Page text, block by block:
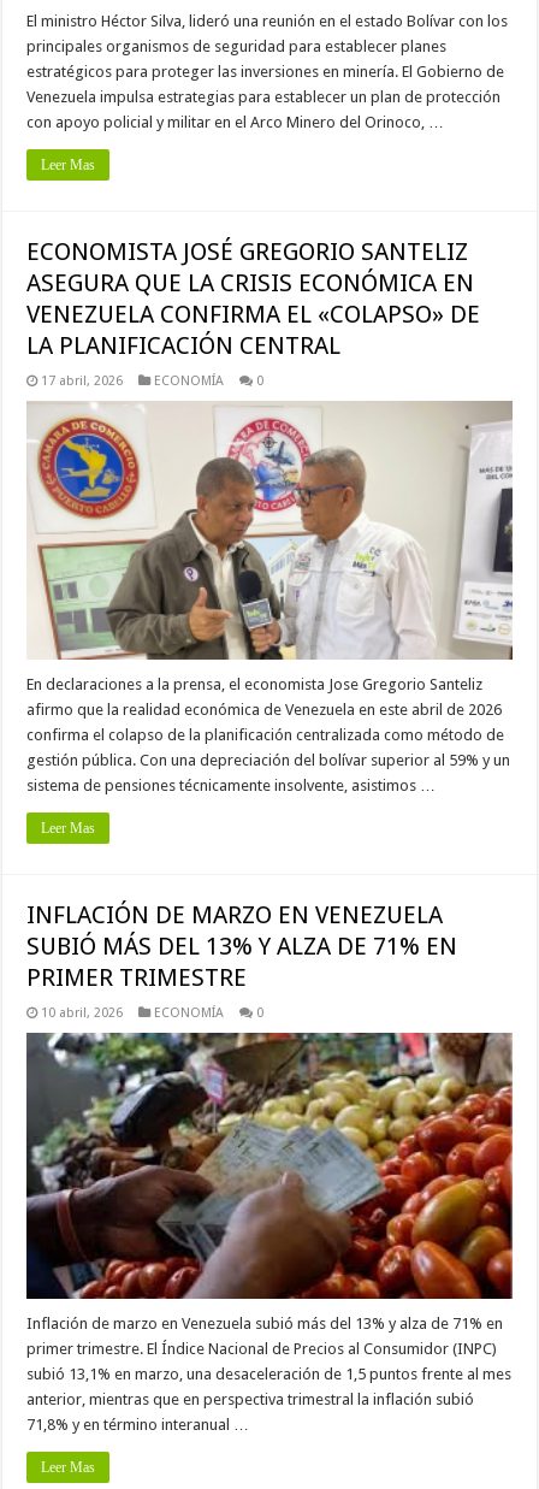
El ministro Héctor Silva, lideró una reunión en el estado Bolívar con los
principales organismos de seguridad para establecer planes
estratégicos para proteger las inversiones en minería. El Gobierno de
Venezuela impulsa estrategias para establecer un plan de protección
con apoyo policial y militar en el Arco Minero del Orinoco, …
Leer Mas
ECONOMISTA JOSÉ GREGORIO SANTELIZ
ASEGURA QUE LA CRISIS ECONÓMICA EN
VENEZUELA CONFIRMA EL «COLAPSO» DE
LA PLANIFICACIÓN CENTRAL
17 abril, 2026 ECONOMÍA 0
En declaraciones a la prensa, el economista Jose Gregorio Santeliz
afirmo que la realidad económica de Venezuela en este abril de 2026
confirma el colapso de la planificación centralizada como método de
gestión pública. Con una depreciación del bolívar superior al 59% y un
sistema de pensiones técnicamente insolvente, asistimos …
Leer Mas
INFLACIÓN DE MARZO EN VENEZUELA
SUBIÓ MÁS DEL 13% Y ALZA DE 71% EN
PRIMER TRIMESTRE
10 abril, 2026 ECONOMÍA 0
Inflación de marzo en Venezuela subió más del 13% y alza de 71% en
primer trimestre. El Índice Nacional de Precios al Consumidor (INPC)
subió 13,1% en marzo, una desaceleración de 1,5 puntos frente al mes
anterior, mientras que en perspectiva trimestral la inflación subió
71,8% y en término interanual …
Leer Mas